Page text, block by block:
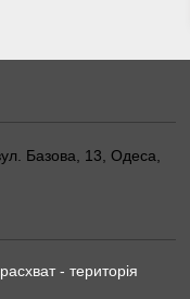
Базова, 13, Одеса,
- територія